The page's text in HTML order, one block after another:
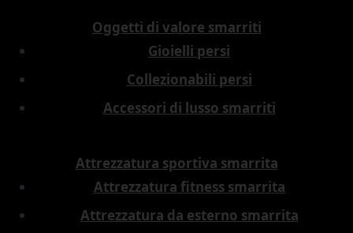
Oggetti di valore smarriti
Gioielli persi
Collezionabili persi
Accessori di lusso smarriti
Attrezzatura sportiva smarrita
Attrezzatura fitness smarrita
Attrezzatura da esterno smarrita